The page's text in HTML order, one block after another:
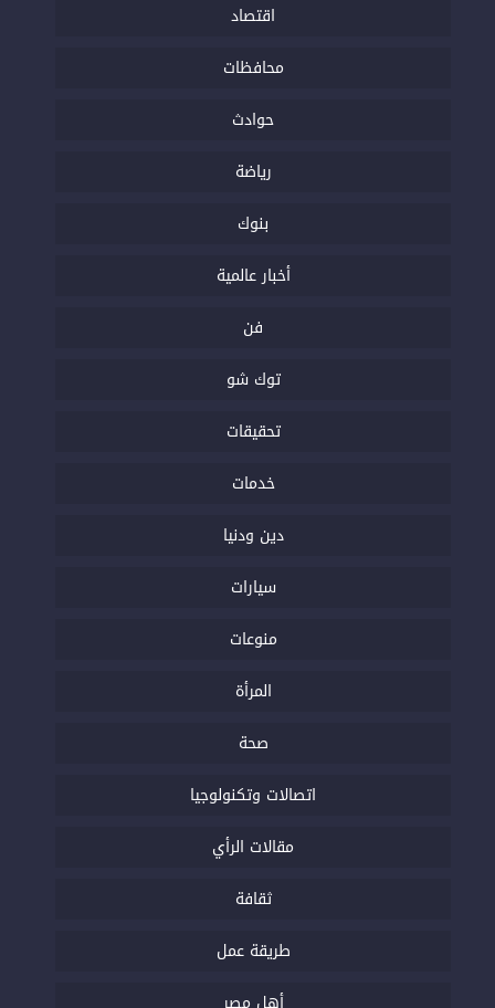
اقتصاد
محافظات
حوادث
رياضة
بنوك
أخبار عالمية
فن
توك شو
تحقيقات
خدمات
دين ودنيا
سيارات
منوعات
المرأة
صحة
اتصالات وتكنولوجيا
مقالات الرأي
ثقافة
طريقة عمل